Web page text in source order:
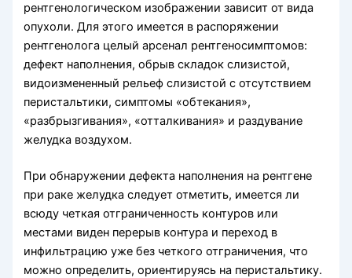
рентгенологическом изображении зависит от вида
опухоли. Для этого имеется в распоряжении
рентгенолога целый арсенал рентгеносимптомов:
дефект наполнения, обрыв складок слизистой,
видоизмененный рельеф слизистой с отсутствием
перистальтики, симптомы «обтекания»,
«разбрызгивания», «отталкивания» и раздувание
желудка воздухом.
При обнаружении дефекта наполнения на рентгене
при раке желудка следует отметить, имеется ли
всюду четкая отграниченность контуров или
местами виден перерыв контура и переход в
инфильтрацию уже без четкого отграничения, что
можно определить, ориентируясь на перистальтику.